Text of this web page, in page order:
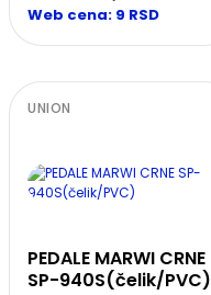
Web cena: 9 RSD
UNION
PEDALE MARWI CRNE
SP-940S(čelik/PVC)